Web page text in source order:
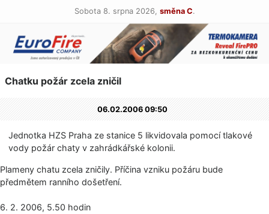
Sobota 8. srpna 2026, směna C.
Chatku požár zcela zničil
06.02.2006 09:50
Jednotka HZS Praha ze stanice 5 likvidovala pomocí tlakové
vody požár chaty v zahrádkářské kolonii.
Plameny chatu zcela zničily. Příčina vzniku požáru bude
předmětem ranního došetření.
6. 2. 2006, 5.50 hodin